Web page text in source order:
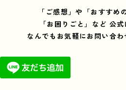
「ご感想」や「おすすめ
「お困りごと」など 公式
なんでもお気軽にお問い合わ